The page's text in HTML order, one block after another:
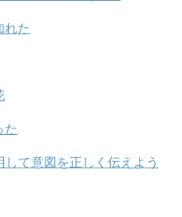
れた
た
て意図を正しく伝えよう